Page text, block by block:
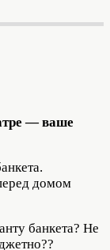
— ваше
домом
банкета? Не